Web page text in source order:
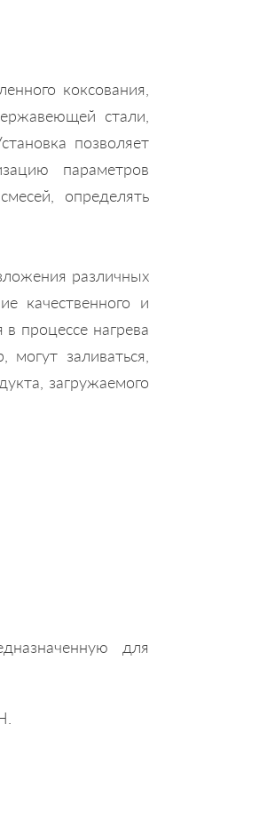
коксования,
стали,
позволяет
параметров
определять
различных
качественного и
процессе нагрева
заливаться,
загружаемого
для